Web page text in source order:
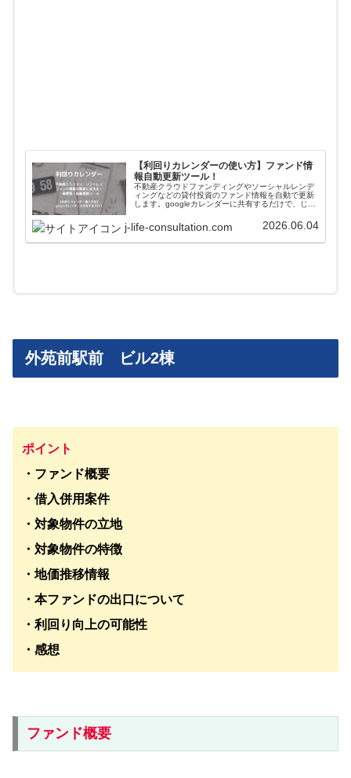
【利回りカレンダーの使い方】ファンド情
報自動更新ツール！
不動産クラウドファンディングやソーシャルレンデ
ィングなどの貸付投資のファンド情報を自動で更新
します。googleカレンダーに共有するだけで、じぇ
自動更新されます。使い方や導入方法を解説してい
ます。
j-life-consultation.com 2026.06.04
外苑前駅前 ビル2棟
ポイント
・ファンド概要
・借入併用案件
・対象物件の立地
・対象物件の特徴
・地価推移情報
・本ファンドの出口について
・利回り向上の可能性
・感想
ファンド概要